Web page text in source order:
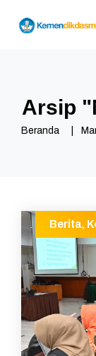
Arsip "
Beranda
Berita,